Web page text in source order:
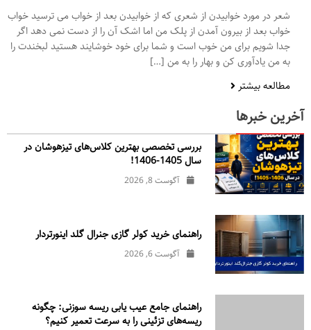
شعر در مورد خوابیدن از شعری که از خوابیدن بعد از خواب می ترسید خواب
خواب بعد از بیرون آمدن از پلک من اما اشک آن را از دست نمی دهد اگر
جدا شویم برای من خوب است و شما برای خود خوشایند هستید لبخندت را
به من یادآوری کن و بهار را به من […]
مطالعه بیشتر
آخرین خبرها
بررسی تخصصی بهترین کلاس‌های تیزهوشان در
سال 1405-1406!
آگوست 8, 2026
راهنمای خرید کولر گازی جنرال‌ گلد اینورتر‌دار
آگوست 6, 2026
راهنمای جامع عیب یابی ریسه سوزنی: چگونه
ریسه‌های تزئینی را به سرعت تعمیر کنیم؟